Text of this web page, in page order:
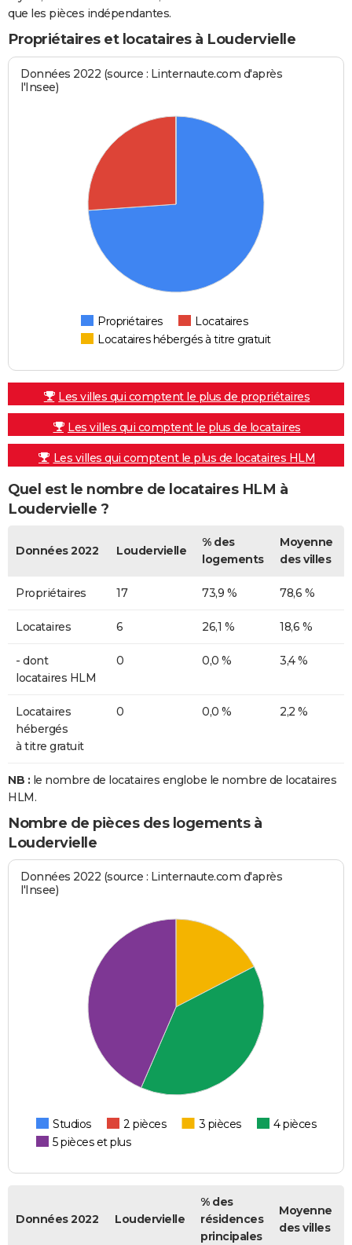
que les pièces indépendantes.
Propriétaires et locataires à Loudervielle
Données 2022 (source : Linternaute.com d'après
l'Insee)
Propriétaires
Locataires
Locataires hébergés à titre gratuit
Les villes qui comptent le plus de propriétaires
Les villes qui comptent le plus de locataires
Les villes qui comptent le plus de locataires HLM
Quel est le nombre de locataires HLM à
Loudervielle ?
Données 2022 Loudervielle
% des
logements
Moyenne
des villes
Propriétaires 17 73,9 % 78,6 %
Locataires 6 26,1 % 18,6 %
- dont
locataires HLM
0 0,0 % 3,4 %
Locataires
hébergés
à titre gratuit
0 0,0 % 2,2 %
NB : le nombre de locataires englobe le nombre de locataires
HLM.
Nombre de pièces des logements à
Loudervielle
Données 2022 (source : Linternaute.com d'après
l'Insee)
Studios 2 pièces 3 pièces
4 pièces
5 pièces et plus
Données 2022 Loudervielle
% des
résidences
principales
Moyenne
des villes